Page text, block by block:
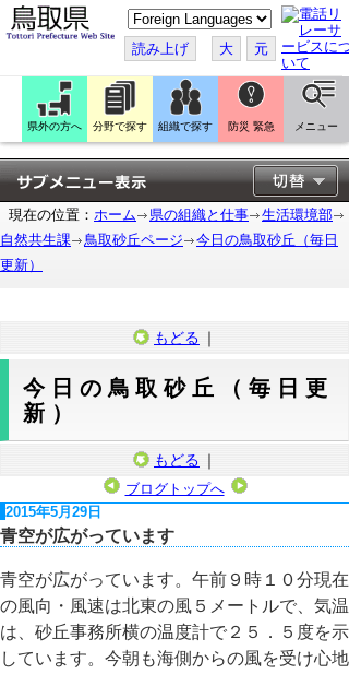
こ
の
ペ
ー
ジ
翻
訳
す
る
読み上げ 大 元
県外の方へ 分野で探す 組織で探す 防災 緊急 メニュー
現在の位置： ホーム 県の組織と仕事
生活環境部
自然共生課
鳥取砂丘ページ
今日の鳥取砂丘（毎日
更新）
もどる ｜
今日の鳥取砂丘（毎日更
新）
もどる ｜
ブログトップへ
2015年5月29日
青空が広がっています
青空が広がっています。午前９時１０分現在
の風向・風速は北東の風５メートルで、気温
は、砂丘事務所横の温度計で２５．５度を示
しています。今朝も海側からの風を受け心地